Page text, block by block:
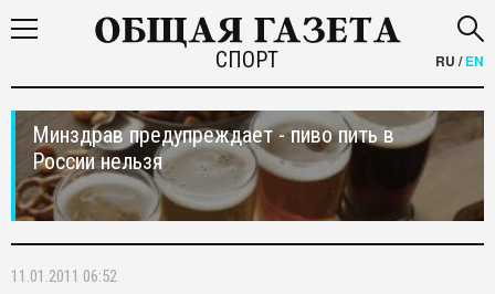
СПОРТ RU /EN
Минздрав предупреждает - пиво пить в
России нельзя
11.01.2011 06:52